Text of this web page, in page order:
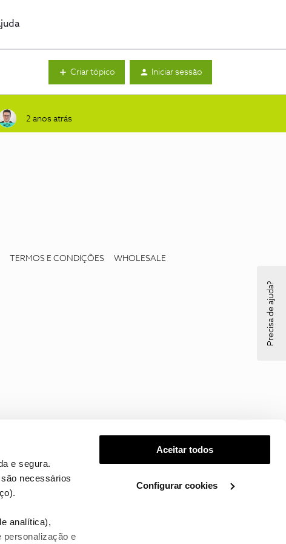
e segura.
necessários
analítica),
personalização e
Aceitar todos
Configurar cookies
Criar tópico Iniciar sessão
2 anos atrás
TERMOS E CONDIÇÕES WHOLESALE
Precisa de ajuda?